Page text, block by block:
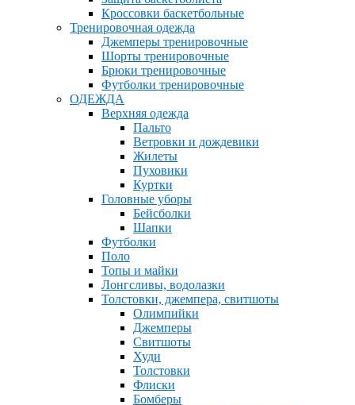
Кроссовки баскетбольные
Тренировочная одежда
Джемперы тренировочные
Шорты тренировочные
Брюки тренировочные
Футболки тренировочные
ОДЕЖДА
Верхняя одежда
Пальто
Ветровки и дождевики
Жилеты
Пуховики
Куртки
Головные уборы
Бейсболки
Шапки
Футболки
Поло
Топы и майки
Лонгсливы, водолазки
Толстовки, джемпера, свитшоты
Олимпийки
Джемперы
Свитшоты
Худи
Толстовки
Флиски
Бомберы